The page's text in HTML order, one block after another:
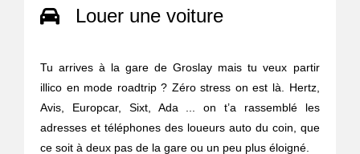
Louer une voiture
Tu arrives à la gare de Groslay mais tu veux partir
illico en mode roadtrip ? Zéro stress on est là. Hertz,
Avis, Europcar, Sixt, Ada ... on t’a rassemblé les
adresses et téléphones des loueurs auto du coin, que
ce soit à deux pas de la gare ou un peu plus éloigné.